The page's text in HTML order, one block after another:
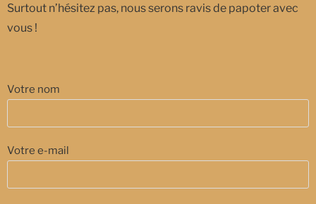
Surtout n’hésitez pas, nous serons ravis de papoter avec
vous !
Votre nom
Votre e-mail